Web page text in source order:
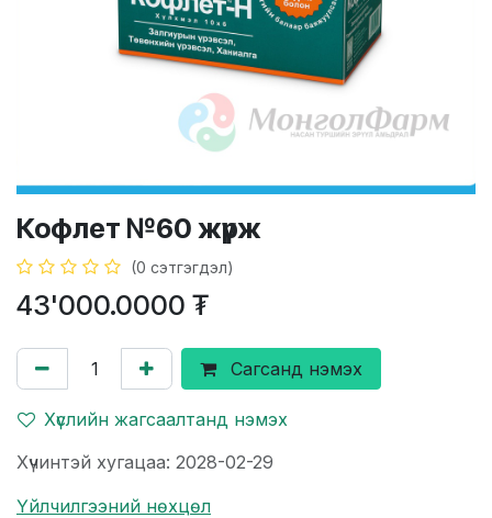
Кофлет №60 жүрж
(0 сэтгэгдэл)
43'000.0000 ₮
Сагсанд нэмэх
Хүслийн жагсаалтанд нэмэх
Хүчинтэй хугацаа: 2028-02-29
Үйлчилгээний нөхцөл